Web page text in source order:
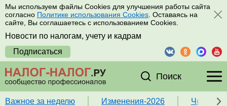
Мы используем файлы Cookies для улучшения работы сайта
согласно Политике использования Cookies . Оставаясь на
сайте, Вы соглашаетесь с использованием Cookies.
Новости по налогам, учету и кадрам
Подписаться
Поиск
Важное за неделю Изменения-2026 Чек-